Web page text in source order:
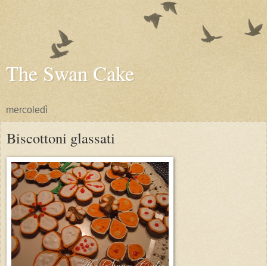
The Swan Cake
mercoledì
Biscottoni glassati